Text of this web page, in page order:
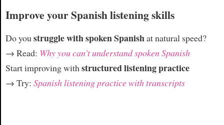
Improve your Spanish listening skills
Do youstruggle with spoken Spanishat natural speed?
→ Read: Why you can't understand spoken Spanish
Start improving withstructured listening practice
→ Try: Spanish listening practice with transcripts